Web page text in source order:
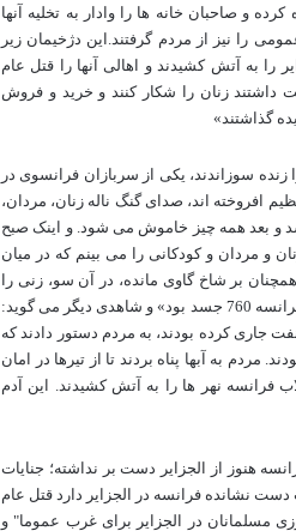
و صاحبان خانه ها را وادار به تخلیه آنها
را نیز از مردم گرفتند.این دژخیمان زیر
الجزایر را به آتش کشیدند و اهالی آنها را قتل عام
داشتند زنان را شکار کنند و خرید و فروش
گذاشتند»
جمعی انسانها بود؛ در سال 1845 هزاران انسان را زنده سوزاندند، یکی از سربازان فرانسوی در
اند، صدای گنگ ناله زنان، مردان،
و بعد همه چیز خاموش می شود. و اینک صبح
مردان و کودکانی را می بینم که در میان
بر شاخ گاوی مانده، در آن سو، زنی را
می بینم که کودکش را در آغوش پنهان کرده و جزغاله شده! قربانیان این جهنم دموکراسی فرانسه 760 جسد بود» و شاهدی دیگر می گوید:
جاری کرده بودند، به مردم دستور دادند که
به آبها پناه بردند تا از تیرها در امان
فرانسه نهر ها را به آتش کشیدند. این آدم
هنوز از الجزایر دست بر نداشته؛ جنایات
نشانده فرانسه در الجزایر دارد قتل عام
مسلمانان در الجزایر برای غرب عموما" و